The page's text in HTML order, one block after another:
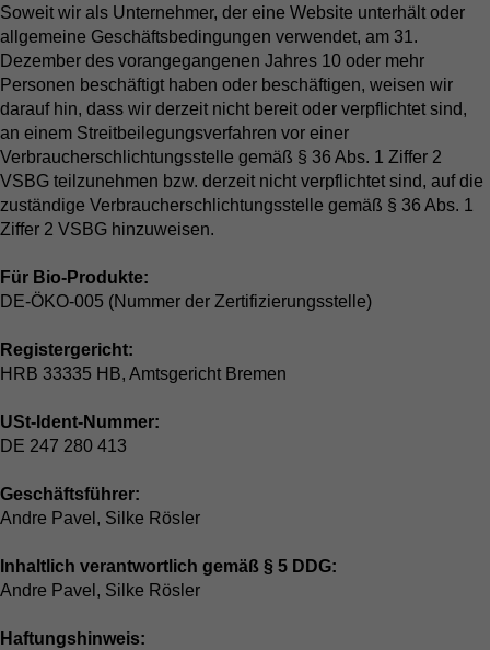
Soweit wir als Unternehmer, der eine Website unterhält oder
allgemeine Geschäftsbedingungen verwendet, am 31.
Dezember des vorangegangenen Jahres 10 oder mehr
Personen beschäftigt haben oder beschäftigen, weisen wir
darauf hin, dass wir derzeit nicht bereit oder verpflichtet sind,
an einem Streitbeilegungsverfahren vor einer
Verbraucherschlichtungsstelle gemäß § 36 Abs. 1 Ziffer 2
VSBG teilzunehmen bzw. derzeit nicht verpflichtet sind, auf die
zuständige Verbraucherschlichtungsstelle gemäß § 36 Abs. 1
Ziffer 2 VSBG hinzuweisen.
Für Bio-Produkte:
DE-ÖKO-005 (Nummer der Zertifizierungsstelle)
Registergericht:
HRB 33335 HB, Amtsgericht Bremen
USt-Ident-Nummer:
DE 247 280 413
Geschäftsführer:
Andre Pavel, Silke Rösler
Inhaltlich verantwortlich gemäß § 5 DDG:
Andre Pavel, Silke Rösler
Haftungshinweis: